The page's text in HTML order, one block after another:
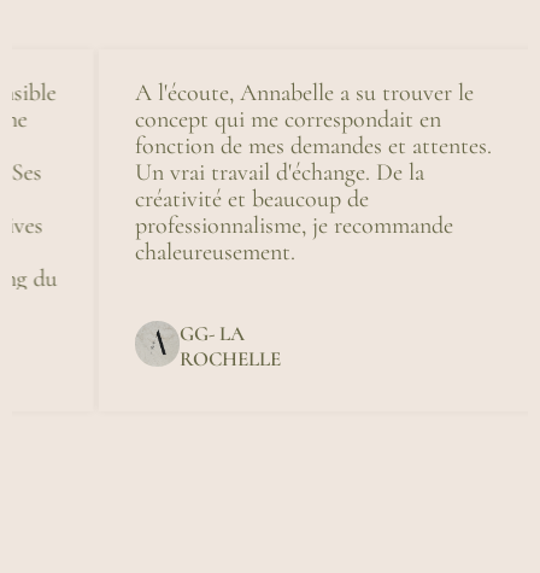
A l'écoute, Annabelle a su trouver le
concept qui me correspondait en
fonction de mes demandes et attentes.
Un vrai travail d'échange. De la
créativité et beaucoup de
professionnalisme, je recommande
chaleureusement.
GG- LA
ROCHELLE